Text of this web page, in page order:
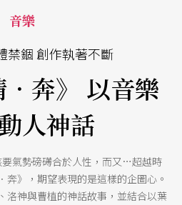
音樂
禁錮 創作執著不斷
奔》 以音樂
人神話
要氣勢磅礡合於人性，而又…超越時
奔》，期望表現的是這樣的企圖心。
洛神與曹植的神話故事，並結合以葉